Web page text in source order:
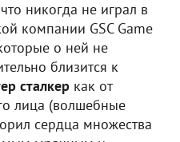
никогда не играл в
компании GSC Game
о ней не
близится к
сталкер как от
лица (волшебные
сердца множества